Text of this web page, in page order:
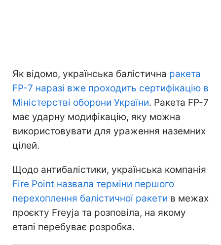
Як відомо, українська балістична ракета
FP-7 наразі вже проходить сертифікацію в
Міністерстві оборони України. Ракета FP-7
має ударну модифікацію, яку можна
використовувати для ураження наземних
цілей.
Щодо антибалістики, українська компанія
Fire Point назвала терміни першого
перехоплення балістичної ракети в межах
проєкту Freyja та розповіла, на якому
етапі перебуває розробка.